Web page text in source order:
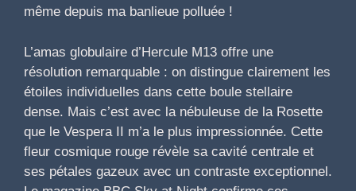
même depuis ma banlieue polluée !
L’amas globulaire d’Hercule M13 offre une
résolution remarquable : on distingue clairement les
étoiles individuelles dans cette boule stellaire
dense. Mais c’est avec la nébuleuse de la Rosette
que le Vespera II m’a le plus impressionnée. Cette
fleur cosmique rouge révèle sa cavité centrale et
ses pétales gazeux avec un contraste exceptionnel.